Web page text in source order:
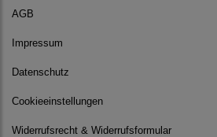
AGB
Impressum
Datenschutz
Cookieeinstellungen
Widerrufsrecht & Widerrufsformular